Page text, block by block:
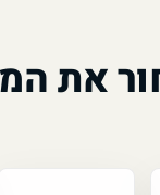
את